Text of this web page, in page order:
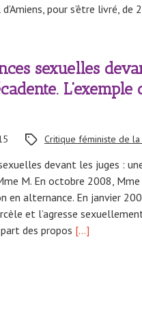
d’Amiens, pour s’être livré, de
sexuelles
devant les juges :
M. En octobre 2008,
en alternance. En janvier
et l’agresse
part des propos […]
Critique féministe de la